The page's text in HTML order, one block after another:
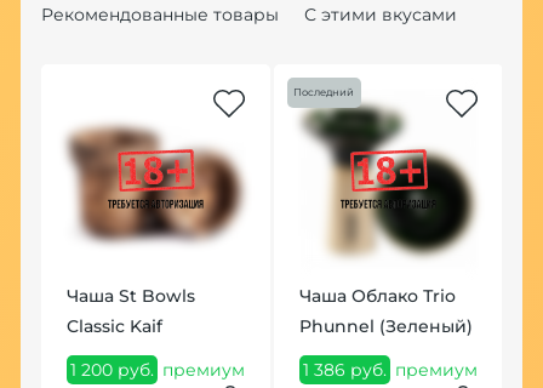
Рекомендованные товары С этими вкусами
Чаша St Bowls
Classic Kaif
1 200 руб. премиум
Последний
Чаша Облако Тrio
Phunnel (Зеленый)
1 386 руб. премиум